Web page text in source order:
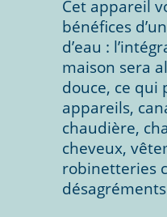
Cet appareil
bénéfices
d’eau :
maison sera
douce, ce qui
appareils,
chaudière,
cheveux,
robinetteries